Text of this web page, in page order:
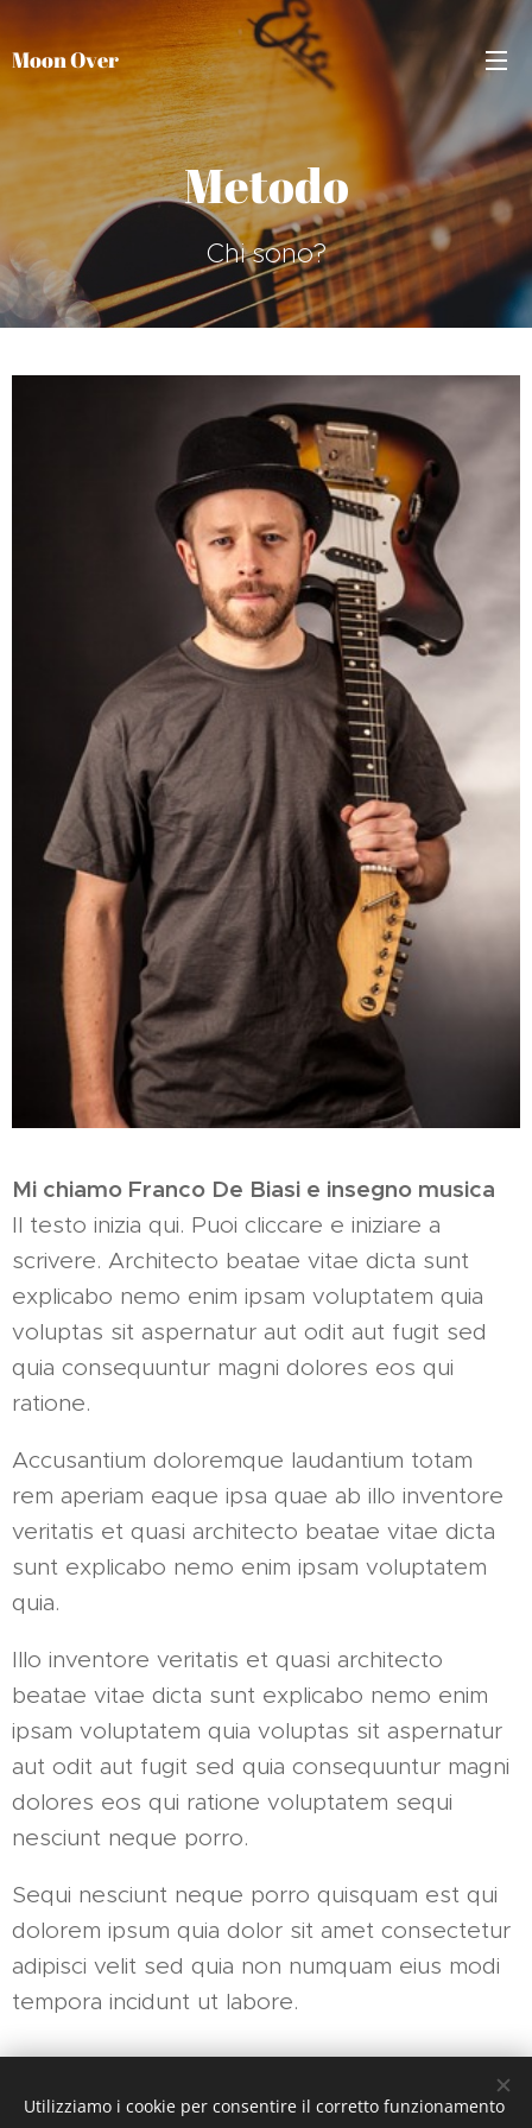
Moon Over
Metodo
Chi sono?
Mi chiamo Franco De Biasi e insegno musica
Il testo inizia qui. Puoi cliccare e iniziare a
scrivere. Architecto beatae vitae dicta sunt
explicabo nemo enim ipsam voluptatem quia
voluptas sit aspernatur aut odit aut fugit sed
quia consequuntur magni dolores eos qui
ratione.
Accusantium doloremque laudantium totam
rem aperiam eaque ipsa quae ab illo inventore
veritatis et quasi architecto beatae vitae dicta
sunt explicabo nemo enim ipsam voluptatem
quia.
Illo inventore veritatis et quasi architecto
beatae vitae dicta sunt explicabo nemo enim
ipsam voluptatem quia voluptas sit aspernatur
aut odit aut fugit sed quia consequuntur magni
dolores eos qui ratione voluptatem sequi
nesciunt neque porro.
Sequi nesciunt neque porro quisquam est qui
dolorem ipsum quia dolor sit amet consectetur
adipisci velit sed quia non numquam eius modi
tempora incidunt ut labore.
Utilizziamo i cookie per consentire il corretto funzionamento